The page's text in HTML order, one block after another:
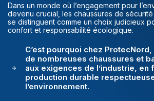
Dans un monde où l’engagement pour
devenu crucial, les chaussures de
se distinguent comme un choix judicieux
confort et responsabilité écologique.
C’est pourquoi chez
de nombreuses chaussures et
aux exigences de l’industrie, en
production durable
l’environnement.